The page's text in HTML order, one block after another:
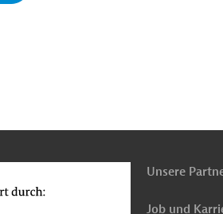
Unsere
Job und